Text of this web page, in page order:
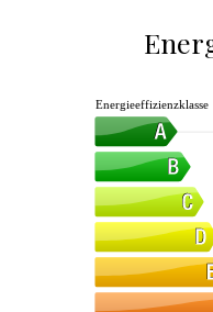
Energieeffizienzklasse